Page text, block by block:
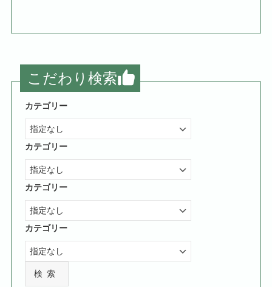
こだわり検索
カテゴリー
カテゴリー
カテゴリー
カテゴリー
検索